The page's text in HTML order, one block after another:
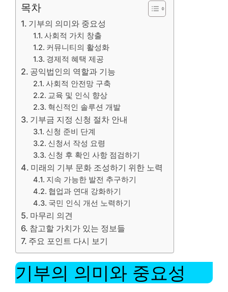
목차
기부의 의미와 중요성
사회적 가치 창출
커뮤니티의 활성화
경제적 혜택 제공
공익법인의 역할과 기능
사회적 안전망 구축
교육 및 인식 향상
혁신적인 솔루션 개발
기부금 지정 신청 절차 안내
신청 준비 단계
신청서 작성 요령
신청 후 확인 사항 점검하기
미래의 기부 문화 조성하기 위한 노력
지속 가능한 발전 추구하기
협업과 연대 강화하기
국민 인식 개선 노력하기
마무리 의견
참고할 가치가 있는 정보들
주요 포인트 다시 보기
기부의 의미와 중요성